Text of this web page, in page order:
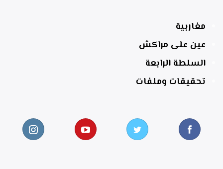
مغاربية
عين على مراكش
السلطة الرابعة
تحقيقات وملفات